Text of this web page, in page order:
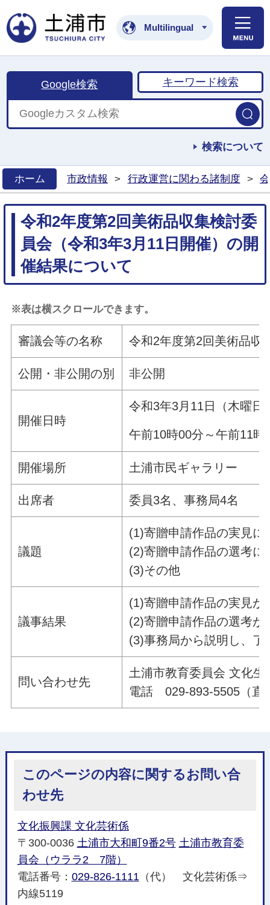
土浦市公式ホームペ
Multilingual
Google検索 キーワード検索
検索について
ホーム
市政情報 > 行政運営に関わる諸制度 >
令和2年度第2回美術品収集検討委
員会（令和3年3月11日開催）の開
催結果について
※表は横スクロールできます。
審議会等の名称 令和2年度第2回美術品収
公開・非公開の別 非公開
開催日時
令和3年3月11日（木曜日
午前10時00分～午前11時
開催場所 土浦市民ギャラリー
出席者 委員3名、事務局4名
議題
(1)寄贈申請作品の実見に
(2)寄贈申請作品の選考に
(3)その他
議事結果
(1)寄贈申請作品の実見が
(2)寄贈申請作品の選考が
(3)事務局から説明し、了
問い合わせ先
土浦市教育委員会 文化
電話 029-893-5505（直
このページの内容に関するお問い合
わせ先
文化振興課 文化芸術係
〒300-0036 土浦市大和町9番2号 土浦市教育委
員会（ウララ2 7階）
電話番号： 029-826-1111（代） 文化芸術係⇒
内線5119